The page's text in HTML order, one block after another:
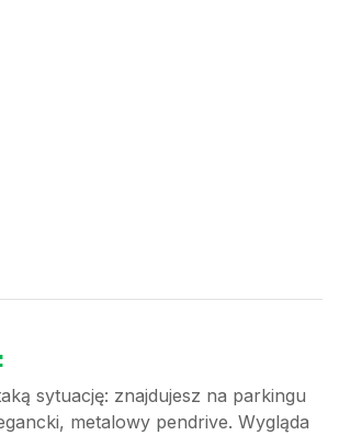
sytuację: znajdujesz na parkingu
metalowy pendrive. Wygląda